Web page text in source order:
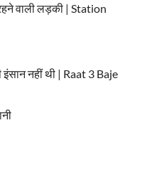
वाली लड़की | Station
नहीं थी | Raat 3 Baje